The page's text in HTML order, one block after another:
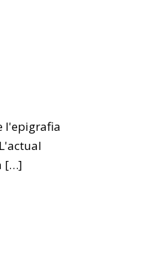
l'epigrafia
[…]